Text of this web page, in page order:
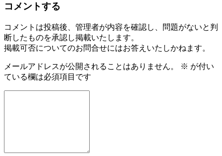
コメントする
コメントは投稿後、管理者が内容を確認し、問題がないと判
断したものを承認し掲載いたします。
掲載可否についてのお問合せにはお答えいたしかねます。
メールアドレスが公開されることはありません。 ※ が付い
ている欄は必須項目です